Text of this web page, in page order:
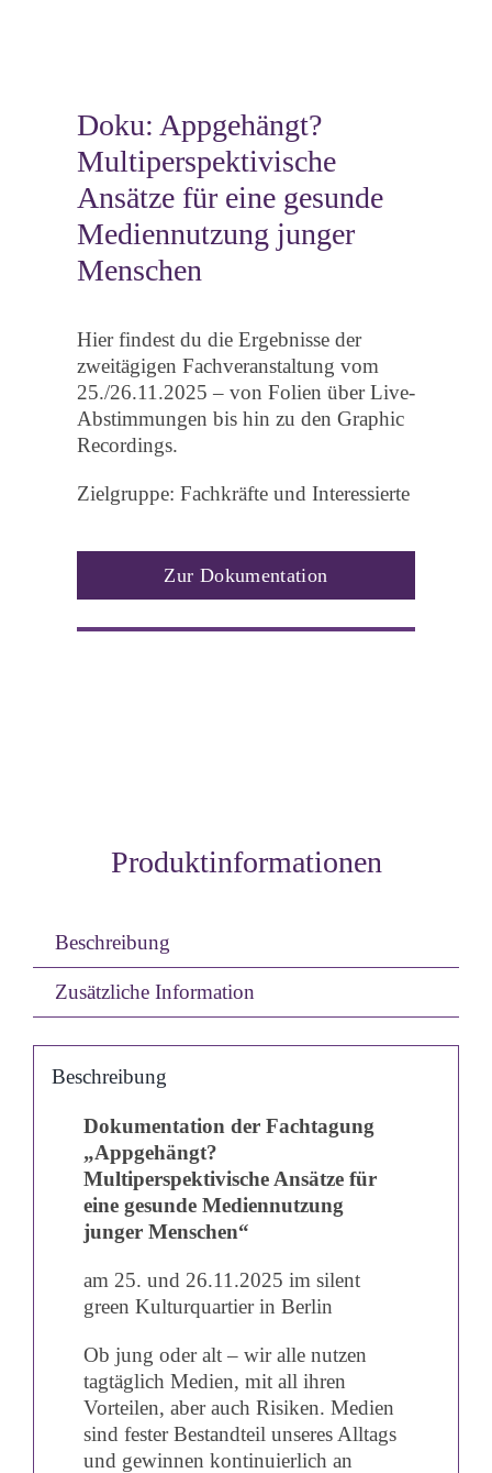
Doku: Appgehängt?
Multiperspektivische
Ansätze für eine gesunde
Mediennutzung junger
Menschen
Hier findest du die Ergebnisse der
zweitägigen Fachveranstaltung vom
25./26.11.2025 – von Folien über Live-
Abstimmungen bis hin zu den Graphic
Recordings.
Zielgruppe: Fachkräfte und Interessierte
Zur Dokumentation
Produktinformationen
Beschreibung
Zusätzliche Information
Beschreibung
Dokumentation der Fachtagung
„Appgehängt?
Multiperspektivische Ansätze für
eine gesunde Mediennutzung
junger Menschen“
am 25. und 26.11.2025 im silent
green Kulturquartier in Berlin
Ob jung oder alt – wir alle nutzen
tagtäglich Medien, mit all ihren
Vorteilen, aber auch Risiken. Medien
sind fester Bestandteil unseres Alltags
und gewinnen kontinuierlich an